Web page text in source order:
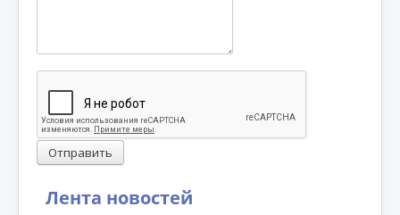
Лента новостей
Отправить